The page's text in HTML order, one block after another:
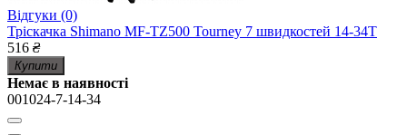
Відгуки (0)
Тріскачка Shimano MF-TZ500 Tourney 7 швидкостей 14-34Т
516 ₴
Купити
Немає в наявності
001024-7-14-34